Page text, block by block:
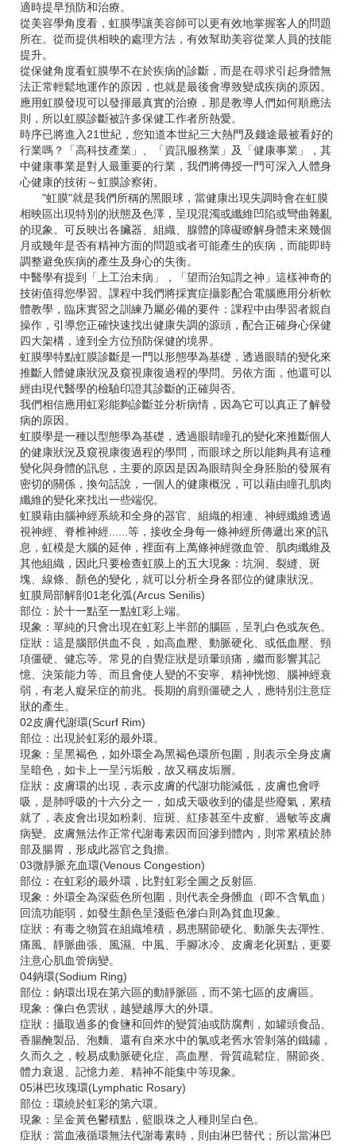
適時提早預防和治療。
從美容學角度看，虹膜學讓美容師可以更有效地掌握客人的問題
所在。從而提供相映的處理方法，有效幫助美容從業人員的技能
提升。
從保健角度看虹膜學不在於疾病的診斷，而是在尋求引起身體無
法正常輕鬆地運作的原因，也就是最後會導致變成疾病的原因。
應用虹膜發現可以發揮最真實的治療，那是教導人們如何順應法
則，所以虹膜診斷被許多保健工作者所熱愛。
時序已將進入21世紀，您知道本世紀三大熱門及錢途最被看好的
行業嗎？「高科技產業」、「資訊服務業」及「健康事業」，其
中健康事業是對人最重要的行業，我們將傳授一門可深入人體身
心健康的技術～虹膜診察術。
"虹膜"就是我們所稱的黑眼球，當健康出現失調時會在虹膜
相映區出現特別的狀態及色澤，呈現混濁或纖維凹陷或彎曲雜亂
的現象。可反映出各臟器、組織、腺體的障礙瞭解身體未來幾個
月或幾年是否有精神方面的問題或者可能產生的疾病，而能即時
調整避免疾病的產生及身心的失衡。
中醫學有提到「上工治未病」，「望而治知謂之神」這樣神奇的
技術值得您學習。課程中我們將採實症攝影配合電腦應用分析軟
體教學，臨床實習之訓練乃屬必備的要件：課程中由學習者親自
操作，引導您正確快速找出健康失調的源頭，配合正確身心保健
四大架構，達到全方位預防保健的境界。
虹膜學特點虹膜診斷是一門以形態學為基礎，透過眼睛的變化來
推斷人體健康狀況及窺視康復過程的學問。另依方面，他還可以
經由現代醫學的檢驗印證其診斷的正確與否。
我們相信應用虹彩能夠診斷並分析病情，因為它可以真正了解發
病的原因。
虹膜學是一種以型態學為基礎，透過眼睛瞳孔的變化來推斷個人
的健康狀況及窺視康復過程的學問，而眼球之所以能夠具有這種
變化與身體的訊息，主要的原因是因為眼睛與全身胚胎的發展有
密切的關係，換句話說，一個人的健康概況，可以藉由瞳孔肌肉
纖維的變化來找出一些端倪。
虹膜藉由腦神經系統和全身的器官、組織的相連、神經纖維透過
視神經、脊椎神經......等，接收全身每一條神經所傳遞出來的訊
息，虹模是大腦的延伸，裡面有上萬條神經微血管、肌肉纖維及
其他組織，因此只要檢查虹膜上的五大現象：坑洞、裂縫、斑
塊、線條、顏色的變化，就可以分析全身各部位的健康狀況。
虹膜局部解剖01老化弧(Arcus Senilis)
部位：於十一點至一點虹彩上端。
現象：單純的只會出現在虹彩上半部的腦區，呈乳白色或灰色。
症狀：這是腦部供血不良，如高血壓、動脈硬化、或低血壓、頸
項僵硬、健忘等。常見的自覺症狀是頭暈頭痛，繼而影響其記
憶、決策能力等、而且會使人變的不安寧、精神恍惚、腦神經衰
弱，有老人癡呆症的前兆。長期的肩頸僵硬之人，應特別注意症
狀的產生。
02皮膚代謝環(Scurf Rim)
部位：出現於虹彩的最外環。
現象：呈黑褐色，如外環全為黑褐色環所包圍，則表示全身皮膚
呈暗色，如卡上一呈污垢般，故又稱皮垢層。
症狀：皮膚環的出現，表示皮膚的代謝功能減低，皮膚也會呼
吸，是肺呼吸的十六分之一，如成天吸收到的儘是些廢氣，累積
就了，表皮會出現如粉刺、痘斑、紅疹甚至牛皮癬、過敏等皮膚
病變。皮膚無法作正常代謝毒素因而回滲到體內，則常累積於肺
部及腸胃，形成此器官之負擔。
03微靜脈充血環(Venous Congestion)
部位：在虹彩的最外環，比對虹彩全圖之反射區.
現象：外環全為深藍色所包圍，則代表全身髒血（即不含氧血）
回流功能弱，如發生顏色呈淺藍色滲白則為貧血現象。
症狀：有毒之物質在組織堆積，易患關節硬化、動脈失去彈性、
痛風、靜脈曲張、風濕、中風、手腳冰冷、皮膚老化斑點，更要
注意心肌血管病變。
04鈉環(Sodium Ring)
部位：鈉環出現在第六區的動靜脈區，而不第七區的皮膚區。
現象：像白色雲狀，越變越厚大的外環。
症狀：攝取過多的食鹽和回炸的變質油或防腐劑，如罐頭食品、
香腸醃製品、泡麵、還有自來水中的氯或老舊水管剝落的鐵鏽，
久而久之，較易成動脈硬化症、高血壓、骨質疏鬆症、關節炎、
體力衰退、記憶力差、精神不能集中等現象。
05淋巴玫瑰環(Lymphatic Rosary)
部位：環繞於虹彩的第六環。
現象：呈金黃色鬱積點，籃眼珠之人種則呈白色。
症狀：當血液循環無法代謝毒素時，則由淋巴替代；所以當淋巴